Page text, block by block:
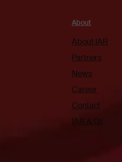
About
About IAR
Partners
News
Career
Contact
IAR & Qt